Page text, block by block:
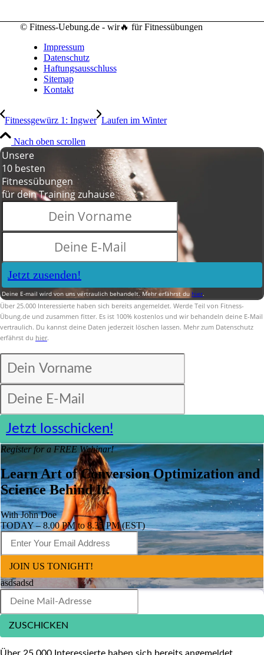
© Fitness-Uebung.de - wir🔥 für Fitnessübungen
Impressum
Datenschutz
Haftungsausschluss
Sitemap
Kontakt
Fitnessgewürz 1: Ingwer Laufen im Winter
Nach oben scrollen
Unsere
10 besten
Fitnessübungen
für dein Training zuhause
Jetzt zusenden!
Deine E-mail wird von uns vertraulich behandelt. Mehr erfährst du hier.
Über 25.000 Interessierte haben sich bereits angemeldet. Werde Teil von Fitness-
Übung.de und zusammen fitter. Es ist 100% kostenlos und wir behandeln deine E-Mail
vertraulich. Du kannst deine Daten jederzeit löschen lassen. Mehr zum Datenschutz
erfährst du hier.
Jetzt losschicken!
Register for a FREE Webinar!
Learn Art of Conversion Optimization and
Science Behind It.
With John Doe
TODAY – 8.00 PM to 8.35 PM (EST)
JOIN US TONIGHT!
asdsadsd
ZUSCHICKEN